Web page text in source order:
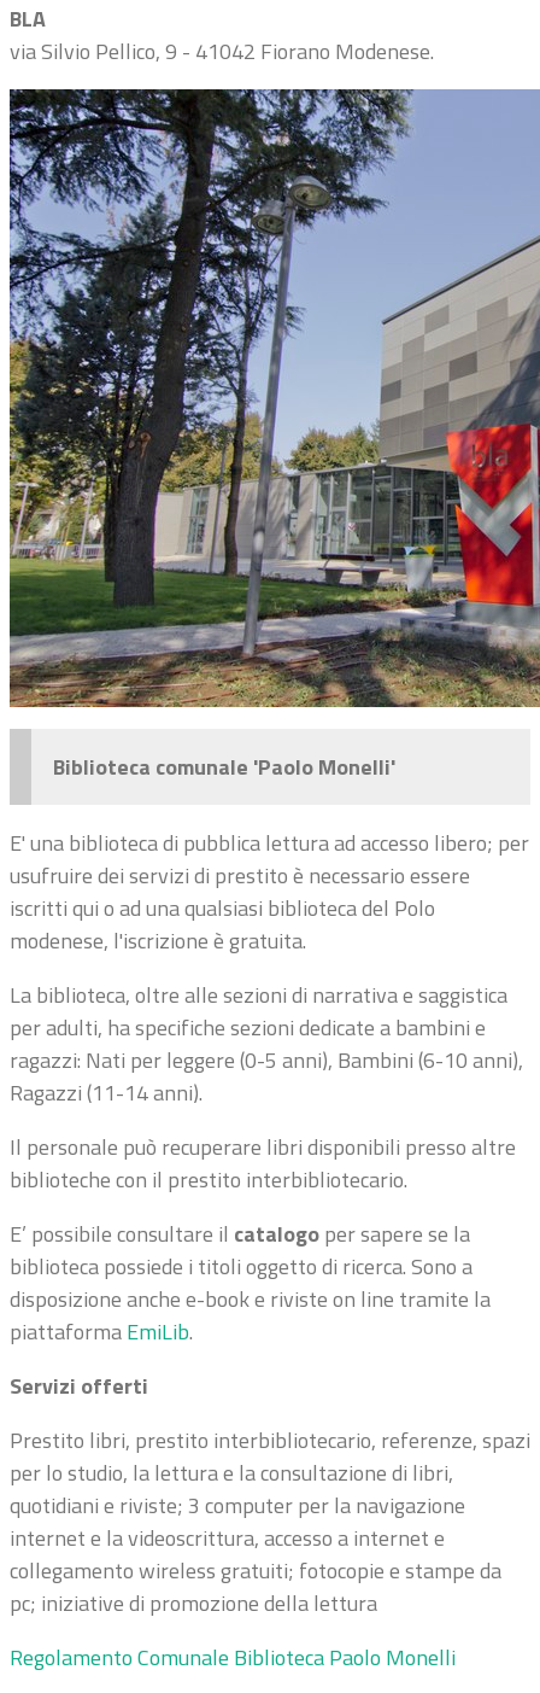
BLA
via Silvio Pellico, 9 - 41042 Fiorano Modenese.
Biblioteca comunale 'Paolo Monelli'
E' una biblioteca di pubblica lettura ad accesso libero; per
usufruire dei servizi di prestito è necessario essere
iscritti qui o ad una qualsiasi biblioteca del Polo
modenese, l'iscrizione è gratuita.
La biblioteca, oltre alle sezioni di narrativa e saggistica
per adulti, ha specifiche sezioni dedicate a bambini e
ragazzi: Nati per leggere (0-5 anni), Bambini (6-10 anni),
Ragazzi (11-14 anni).
Il personale può recuperare libri disponibili presso altre
biblioteche con il prestito interbibliotecario.
E’ possibile consultare il catalogoper sapere se la
biblioteca possiede i titoli oggetto di ricerca. Sono a
disposizione anche e-book e riviste on line tramite la
piattaformaEmiLib.
Servizi offerti
Prestito libri, prestito interbibliotecario, referenze, spazi
per lo studio, la lettura e la consultazione di libri,
quotidiani e riviste; 3 computer per la navigazione
internet e la videoscrittura, accesso a internet e
collegamento wireless gratuiti; fotocopie e stampe da
pc; iniziative di promozione della lettura
Regolamento Comunale Biblioteca Paolo Monelli